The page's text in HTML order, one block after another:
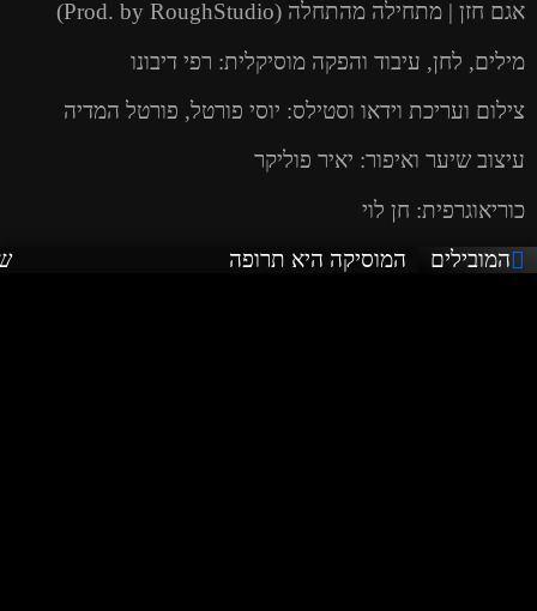
אגם חזן | מתחילה מהתחלה (Prod. by RoughStudio)
מילים, לחן, עיבוד והפקה מוסיקלית: רפי דיבונו
צילום ועריכת וידאו וסטילס: יוסי פורטל, פורטל המדיה
עיצוב שיער ואיפור: יאיר פוליקר
כוריאוגרפית: חן לוי
רקדניות: חן לוי, רומי לאו, ארין אלדבח, ליאור פינטו.
המובילים המוסיקה היא תרופה